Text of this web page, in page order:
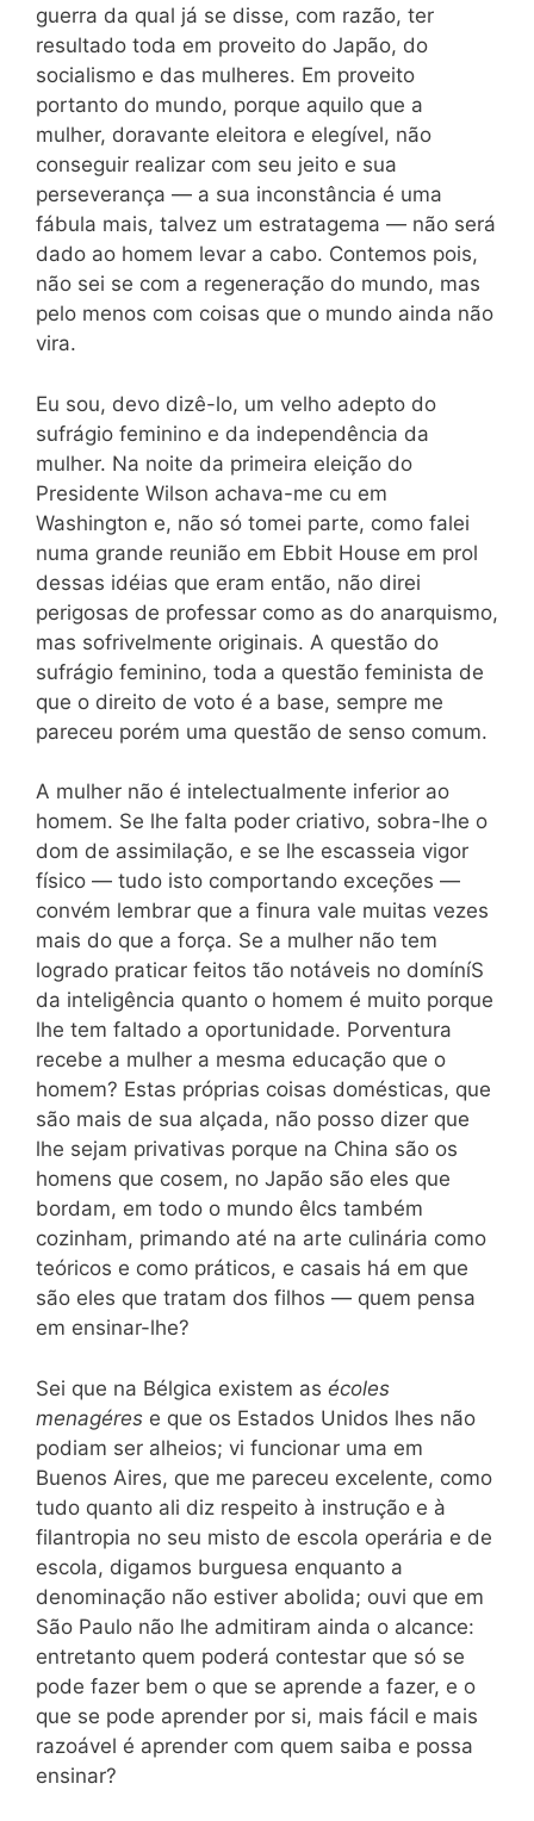
guerra da qual já se disse, com razão, ter
resultado toda em proveito do Japão, do
socialismo e das mulheres. Em proveito
portanto do mundo, porque aquilo que a
mulher, doravante eleitora e elegível, não
conseguir realizar com seu jeito e sua
perseverança — a sua inconstância é uma
fábula mais, talvez um estratagema — não será
dado ao homem levar a cabo. Contemos pois,
não sei se com a regeneração do mundo, mas
pelo menos com coisas que o mundo ainda não
vira.
Eu sou, devo dizê-lo, um velho adepto do
sufrágio feminino e da independência da
mulher. Na noite da primeira eleição do
Presidente Wilson achava-me cu em
Washington e, não só tomei parte, como falei
numa grande reunião em Ebbit House em prol
dessas idéias que eram então, não direi
perigosas de professar como as do anarquismo,
mas sofrivelmente originais. A questão do
sufrágio feminino, toda a questão feminista de
que o direito de voto é a base, sempre me
pareceu porém uma questão de senso comum.
A mulher não é intelectualmente inferior ao
homem. Se lhe falta poder criativo, sobra-lhe o
dom de assimilação, e se lhe escasseia vigor
físico — tudo isto comportando exceções —
convém lembrar que a finura vale muitas vezes
mais do que a força. Se a mulher não tem
logrado praticar feitos tão notáveis no domíníS
da inteligência quanto o homem é muito porque
lhe tem faltado a oportunidade. Porventura
recebe a mulher a mesma educação que o
homem? Estas próprias coisas domésticas, que
são mais de sua alçada, não posso dizer que
lhe sejam privativas porque na China são os
homens que cosem, no Japão são eles que
bordam, em todo o mundo êlcs também
cozinham, primando até na arte culinária como
teóricos e como práticos, e casais há em que
são eles que tratam dos filhos — quem pensa
em ensinar-lhe?
Sei que na Bélgica existem as écoles
menagéres e que os Estados Unidos lhes não
podiam ser alheios; vi funcionar uma em
Buenos Aires, que me pareceu excelente, como
tudo quanto ali diz respeito à instrução e à
filantropia no seu misto de escola operária e de
escola, digamos burguesa enquanto a
denominação não estiver abolida; ouvi que em
São Paulo não lhe admitiram ainda o alcance:
entretanto quem poderá contestar que só se
pode fazer bem o que se aprende a fazer, e o
que se pode aprender por si, mais fácil e mais
razoável é aprender com quem saiba e possa
ensinar?